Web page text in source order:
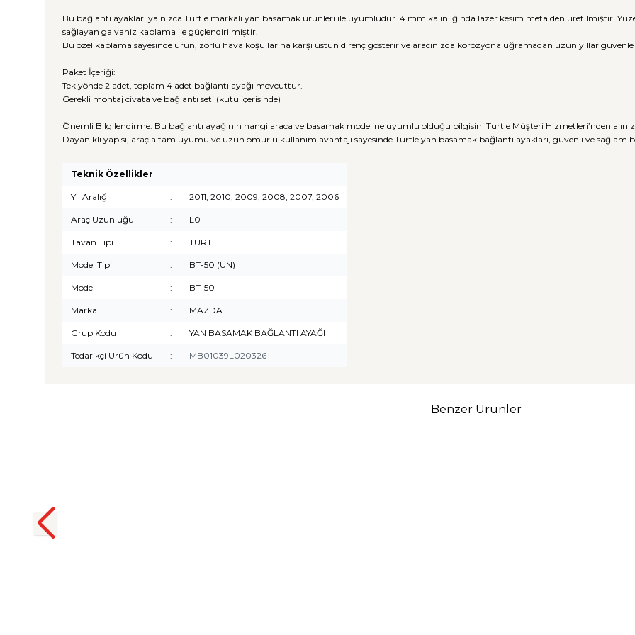
Bu bağlantı ayakları yalnızca Turtle markalı yan basamak ürünleri ile uyumludur. 4 mm kalınlığında lazer kesim metalden üretilmiştir.
sağlayan galvaniz kaplama ile güçlendirilmiştir.
Bu özel kaplama sayesinde ürün, zorlu hava koşullarına karşı üstün direnç gösterir ve aracınızda korozyona uğramadan uzun yıllar
Paket İçeriği:
Tek yönde 2 adet, toplam 4 adet bağlantı ayağı mevcuttur.
Gerekli montaj civata ve bağlantı seti (kutu içerisinde)
Önemli Bilgilendirme: Bu bağlantı ayağının hangi araca ve basamak modeline uyumlu olduğu bilgisini Turtle Müşteri Hizmetleri’nden
Dayanıklı yapısı, araçla tam uyumu ve uzun ömürlü kullanım avantajı sayesinde Turtle yan basamak bağlantı ayakları, güvenli ve
Teknik Özellikler
Yıl Aralığı : 2011, 2010, 2009, 2008, 2007, 2006
Araç Uzunluğu : L0
Tavan Tipi : TURTLE
Model Tipi : BT-50 (UN)
Model : BT-50
Marka : MAZDA
Grup Kodu : YAN BASAMAK BAĞLANTI AYAĞI
Tedarikçi Ürün Kodu : MB01039L020326
Benzer Ürünler
₺